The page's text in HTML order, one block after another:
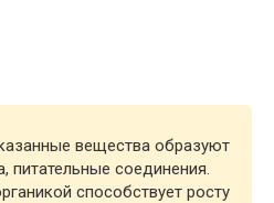
вещества образуют
питательные соединения.
способствует росту